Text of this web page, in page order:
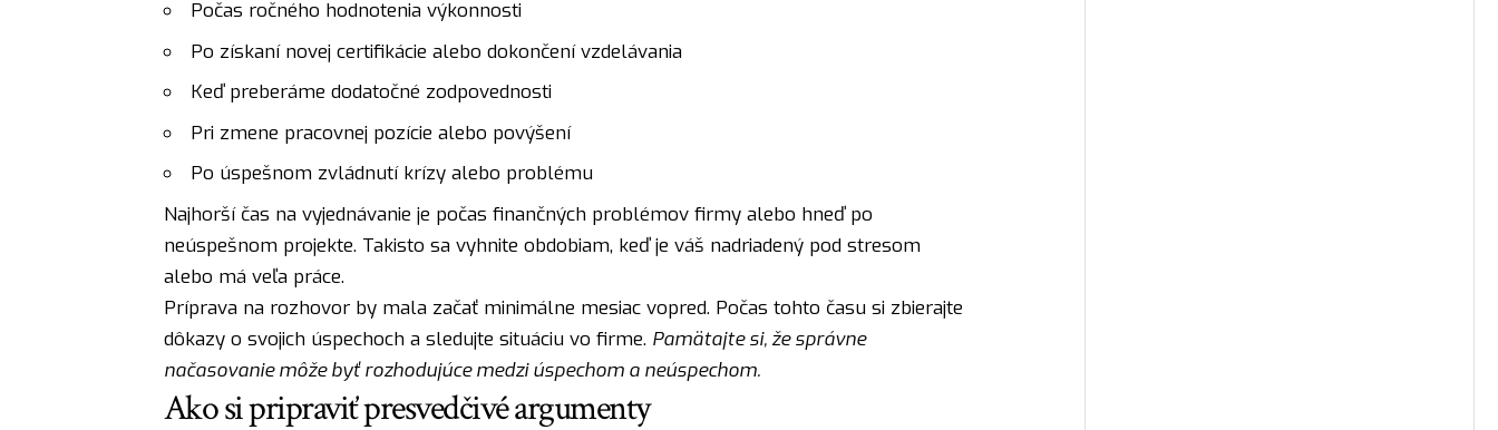
Počas ročného hodnotenia výkonnosti
Po získaní novej certifikácie alebo dokončení vzdelávania
Keď preberáme dodatočné zodpovednosti
Pri zmene pracovnej pozície alebo povýšení
Po úspešnom zvládnutí krízy alebo problému
Najhorší čas na vyjednávanie je počas finančných problémov firmy alebo hneď po
neúspešnom projekte. Takisto sa vyhnite obdobiam, keď je váš nadriadený pod stresom
alebo má veľa práce.
Príprava na rozhovor by mala začať minimálne mesiac vopred. Počas tohto času si zbierajte
dôkazy o svojich úspechoch a sledujte situáciu vo firme. Pamätajte si, že správne
načasovanie môže byť rozhodujúce medzi úspechom a neúspechom.
Ako si pripraviť presvedčivé argumenty